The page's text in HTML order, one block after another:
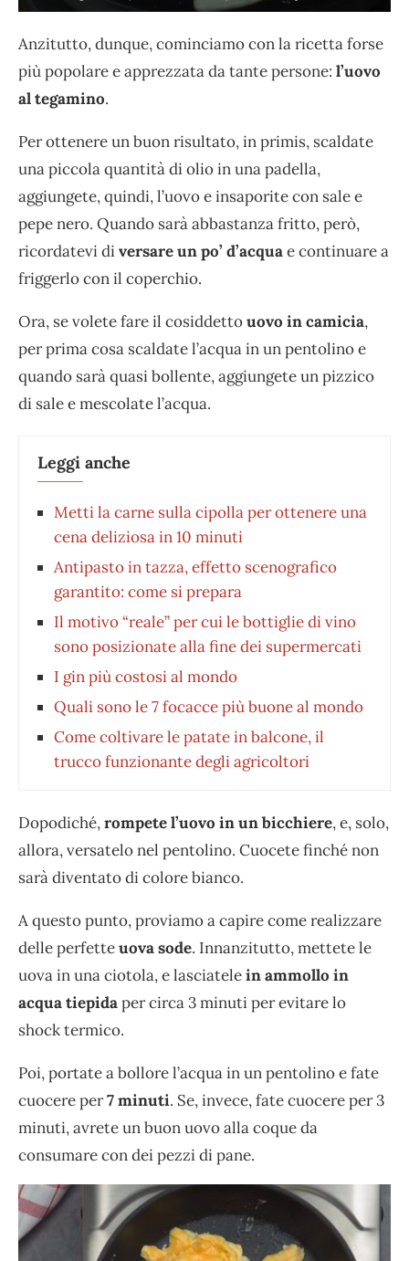
Anzitutto, dunque, cominciamo con la ricetta forse
più popolare e apprezzata da tante persone: l’uovo
al tegamino.
Per ottenere un buon risultato, in primis, scaldate
una piccola quantità di olio in una padella,
aggiungete, quindi, l’uovo e insaporite con sale e
pepe nero. Quando sarà abbastanza fritto, però,
ricordatevi diversare un po’ d’acquae continuare a
friggerlo con il coperchio.
Ora, se volete fare il cosiddettouovo in camicia,
per prima cosa scaldate l’acqua in un pentolino e
quando sarà quasi bollente, aggiungete un pizzico
di sale e mescolate l’acqua.
Leggi anche
Metti la carne sulla cipolla per ottenere una
cena deliziosa in 10 minuti
Antipasto in tazza, effetto scenografico
garantito: come si prepara
Il motivo “reale” per cui le bottiglie di vino
sono posizionate alla fine dei supermercati
I gin più costosi al mondo
Quali sono le 7 focacce più buone al mondo
Come coltivare le patate in balcone, il
trucco funzionante degli agricoltori
Dopodiché,rompete l’uovo in un bicchiere, e, solo,
allora, versatelo nel pentolino. Cuocete finché non
sarà diventato di colore bianco.
A questo punto, proviamo a capire come realizzare
delle perfetteuova sode. Innanzitutto, mettete le
uova in una ciotola, e lasciatelein ammollo in
acqua tiepidaper circa 3 minuti per evitare lo
shock termico.
Poi, portate a bollore l’acqua in un pentolino e fate
cuocere per7 minuti. Se, invece, fate cuocere per 3
minuti, avrete un buon uovo alla coque da
consumare con dei pezzi di pane.